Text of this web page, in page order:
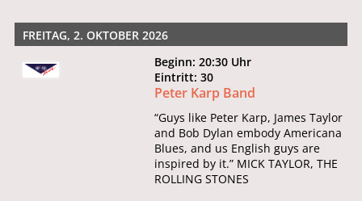
FREITAG, 2. OKTOBER 2026
Beginn: 20:30 Uhr
Eintritt: 30
Peter Karp Band
“Guys like Peter Karp, James Taylor
and Bob Dylan embody Americana
Blues, and us English guys are
inspired by it.” MICK TAYLOR, THE
ROLLING STONES